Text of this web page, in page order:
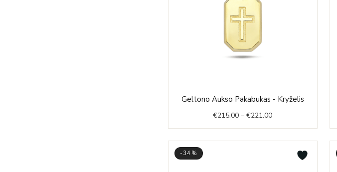
Geltono Aukso Pakabukas - Kryželis
€215.00 – €221.00
range:
€215.00
through
€221.00
-34%